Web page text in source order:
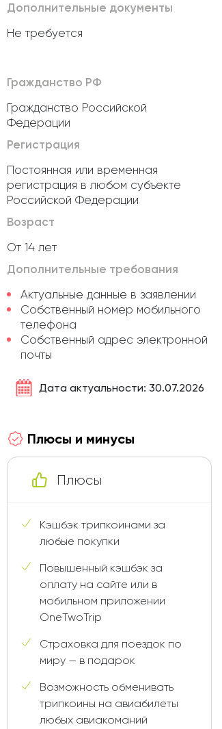
Дополнительные документы
Не требуется
Гражданство РФ
Гражданство Российской
Федерации
Регистрация
Постоянная или временная
регистрация в любом субъекте
Российской Федерации
Возраст
От 14 лет
Дополнительные требования
Актуальные данные в заявлении
Собственный номер мобильного
телефона
Собственный адрес электронной
почты
Дата актуальности: 30.07.2026
Плюсы и минусы
Плюсы
Кэшбэк трипкоинами за
любые покупки
Повышенный кэшбэк за
оплату на сайте или в
мобильном приложении
OneTwoTrip
Страховка для поездок по
миру — в подарок
Возможность обменивать
трипкоины на авиабилеты
любых авиакоманий